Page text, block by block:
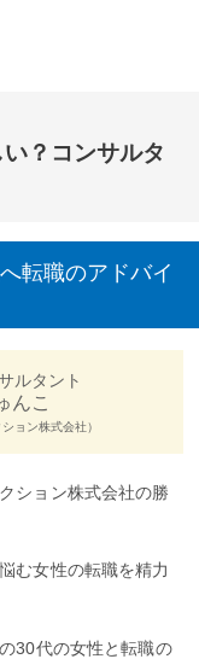
？コンサルタ
転職のアドバイ
ルタント
んこ
ション株式会社）
ション株式会社の勝
む女性の転職を精力
30代の女性と転職の